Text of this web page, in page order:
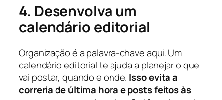
4. Desenvolva um
calendário editorial
Organização é a palavra-chave aqui. Um
calendário editorial te ajuda a planejar o que
vai postar, quando e onde. Isso evita a
correria de última hora e posts feitos às